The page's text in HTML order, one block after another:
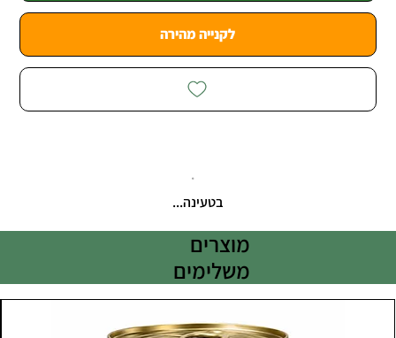
לקנייה מהירה
בטעינה...
מוצרים
משלימים